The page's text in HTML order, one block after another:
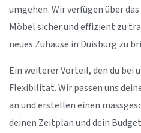
umgehen. Wir verfügen über
Möbel sicher und effizient zu
neues Zuhause in Duisburg zu
Ein weiterer Vorteil, den du bei
Flexibilität. Wir passen uns
an und erstellen einen
deinen Zeitplan und dein